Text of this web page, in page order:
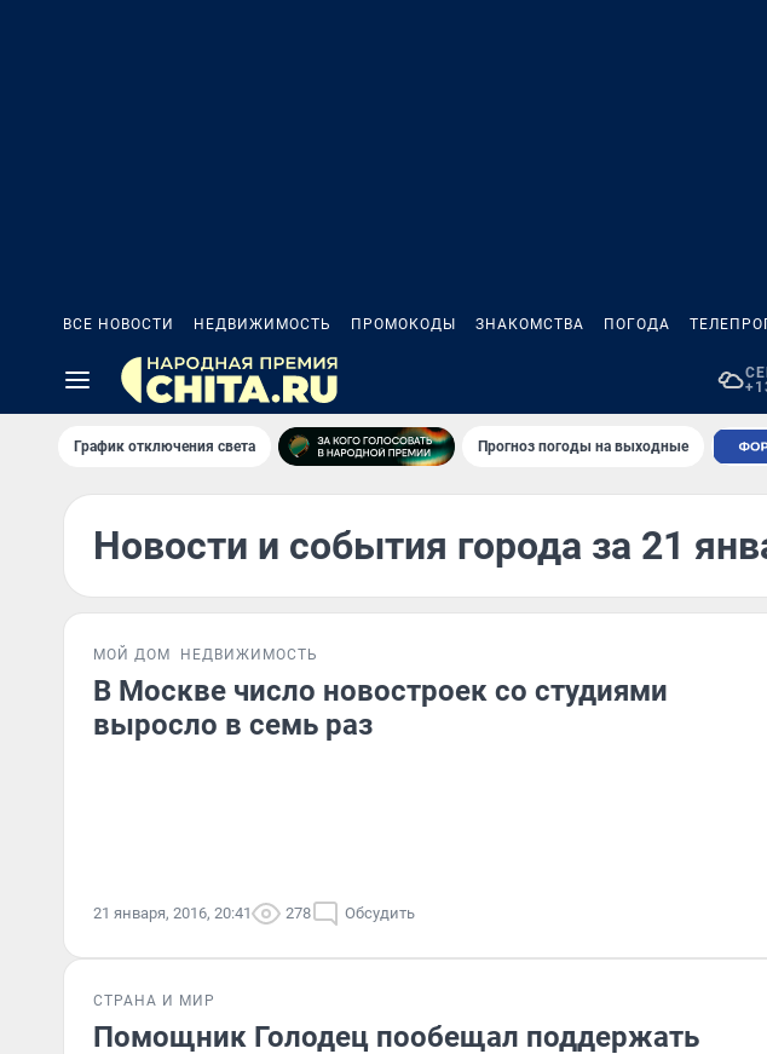
ВСЕ НОВОСТИ НЕДВИЖИМОСТЬ ПРОМОКОДЫ ЗНАКОМСТВА ПОГОДА
График отключения света Прогноз погоды на выходные
Новости и события города за 21
МОЙ ДОМ НЕДВИЖИМОСТЬ
В Москве число новостроек со студиями
выросло в семь раз
21 января, 2016, 20:41 278 Обсудить
СТРАНА И МИР
Помощник Голодец пообещал поддержать